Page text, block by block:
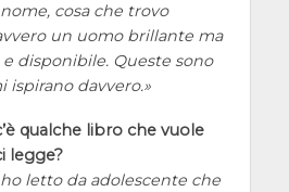
cosa che trovo
un uomo brillante ma
disponibile. Queste sono
ispirano davvero.
qualche libro che vuole
legge?
letto da adolescente che